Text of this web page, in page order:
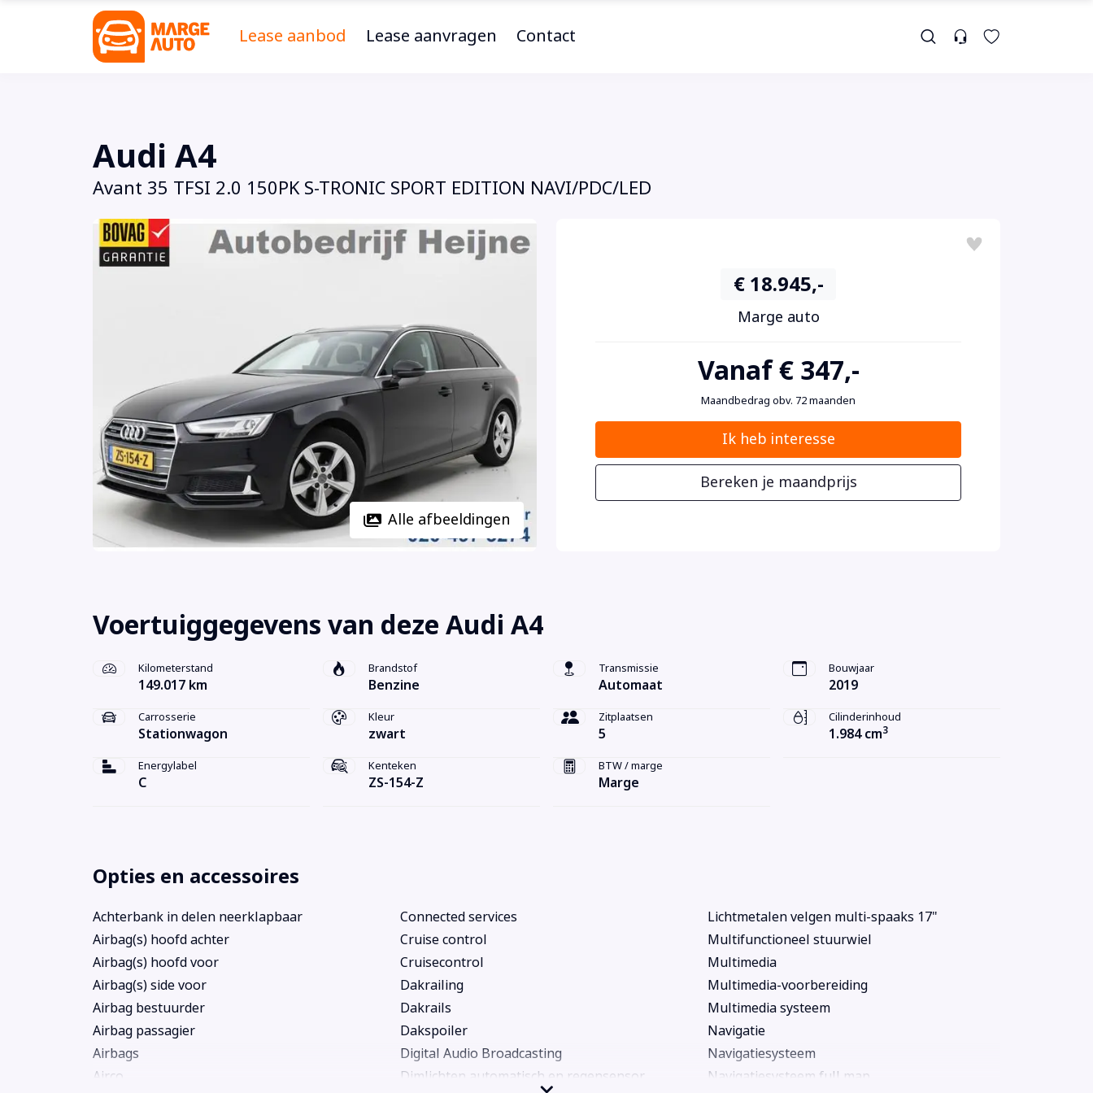
Lease aanbod Lease aanvragen Contact
Audi A4
Avant 35 TFSI 2.0 150PK S-TRONIC SPORT EDITION NAVI/PDC/LED
Alle afbeeldingen
€ 18.945,-
Marge auto
Vanaf € 347,-
Maandbedrag obv. 72 maanden
Ik heb interesse
Bereken je maandprijs
Voertuiggegevens van deze Audi A4
Kilometerstand
149.017 km
Brandstof
Benzine
Transmissie
Automaat
Bouwjaar
2019
Carrosserie
Stationwagon
Kleur
zwart
Zitplaatsen
5
Cilinderinhoud
1.984 cm3
Energylabel
C
Kenteken
ZS-154-Z
BTW / marge
Marge
Opties en accessoires
Achterbank in delen neerklapbaar
Airbag(s) hoofd achter
Airbag(s) hoofd voor
Airbag(s) side voor
Airbag bestuurder
Airbag passagier
Airbags
Airco
Connected services
Cruise control
Cruisecontrol
Dakrailing
Dakrails
Dakspoiler
Digital Audio Broadcasting
Dimlichten automatisch en regensensor
Lichtmetalen velgen multi-spaaks 17"
Multifunctioneel stuurwiel
Multimedia
Multimedia-voorbereiding
Multimedia systeem
Navigatie
Navigatiesysteem
Navigatiesysteem full map